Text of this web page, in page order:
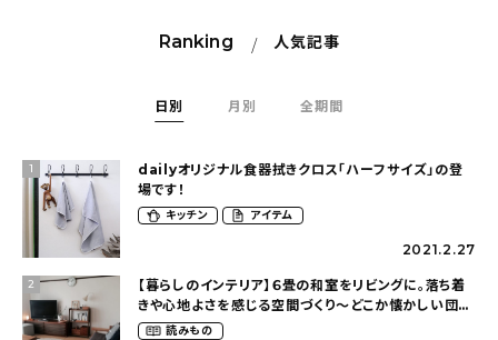
Ranking 人気記事
日別 月別 全期間
1
dailyオリジナル食器拭きクロス「ハーフサイズ」の登
場です！
キッチン アイテム
2021.2.27
2
【暮らしのインテリア】６畳の和室をリビングに。落ち着
きや心地よさを感じる空間づくり〜どこか懐かしい団地
暮らし（fumi4511さん）
読みもの